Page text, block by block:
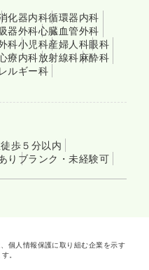
化器内科循環器内科
器外科心臓血管外科
科小児科産婦人科眼科
療内科放射線科麻酔科
ルギー科
歩５分以内
り ブランク・未経験可
個人情報保護に取り組む企業を示す
。